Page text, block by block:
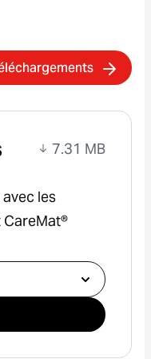
7.31 MB
les
CareMat®